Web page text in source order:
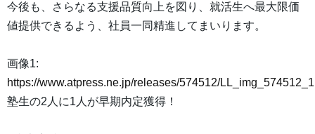
今後も、さらなる支援品質向上を図り、就活生へ最大限価
値提供できるよう、社員一同精進してまいります。
画像1:
https://www.atpress.ne.jp/releases/574512/
塾生の2人に1人が早期内定獲得！